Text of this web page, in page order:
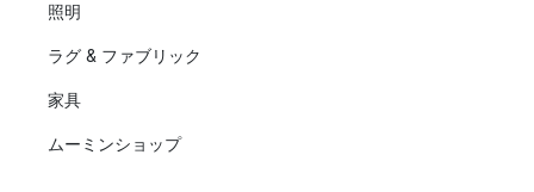
照明
ラグ & ファブリック
家具
ムーミンショップ